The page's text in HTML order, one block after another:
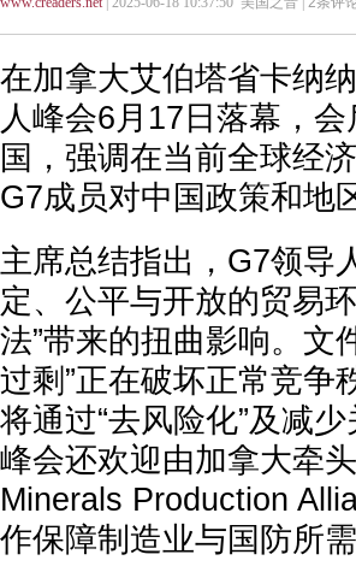
在加拿大艾伯塔省卡纳
人峰会6月17日落幕，
国，强调在当前全球经
G7成员对中国政策和地
主席总结指出，G7领导
定、公平与开放的贸易
法”带来的扭曲影响。文
过剩”正在破坏正常竞争
将通过“去风险化”及减
峰会还欢迎由加拿大牵
Minerals Production
作保障制造业与国防所